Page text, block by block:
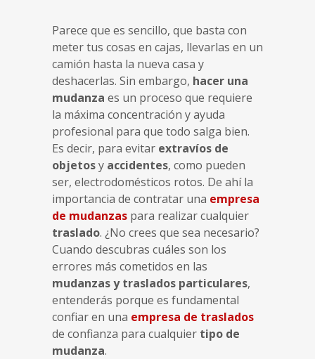
Parece que es sencillo, que basta con
meter tus cosas en cajas, llevarlas en un
camión hasta la nueva casa y
deshacerlas. Sin embargo, hacer una
mudanza es un proceso que requiere
la máxima concentración y ayuda
profesional para que todo salga bien.
Es decir, para evitar extravíos de
objetosy accidentes, como pueden
ser, electrodomésticos rotos. De ahí la
importancia de contratar una empresa
de mudanzas para realizar cualquier
traslado. ¿No crees que sea necesario?
Cuando descubras cuáles son los
errores más cometidos en las
mudanzas y traslados particulares,
entenderás porque es fundamental
confiar en una empresa de traslados
de confianza para cualquier tipo de
mudanza.